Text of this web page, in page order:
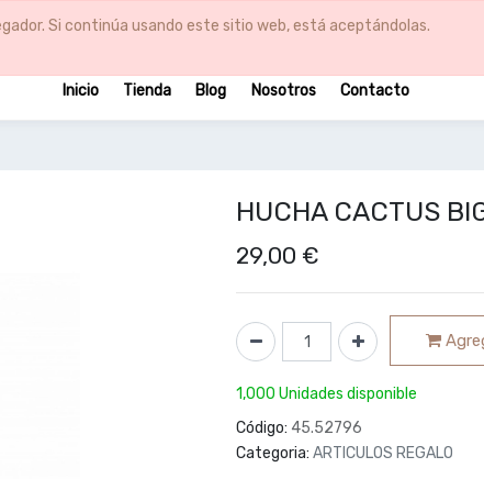
Si continúa usando este sitio web, está aceptándolas.
Inicio Tienda Blog Nosotros Contacto
HUCHA CACTUS
29,00 €
1,000 Unidades disponible
Código: 45.52796
Categoria: ARTICULOS REGALO